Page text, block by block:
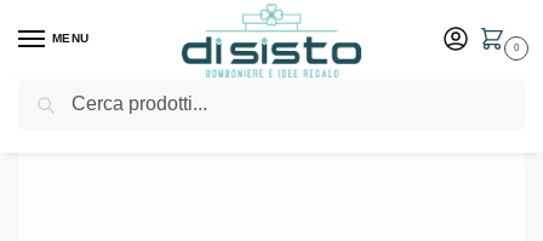
MENU
0
Home Shop Bomboniere